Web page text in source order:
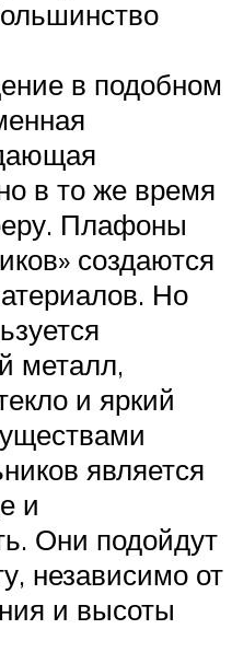
в подобном
в то же время
Плафоны
создаются
Но
металл,
и яркий
является
и
Они подойдут
независимо от
и высоты